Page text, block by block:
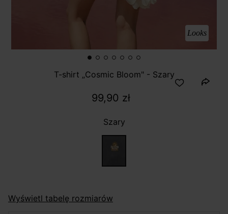
Looks
T-shirt „Cosmic Bloom" - Szary
99,90 zł
Szary
Wyświetl tabelę rozmiarów